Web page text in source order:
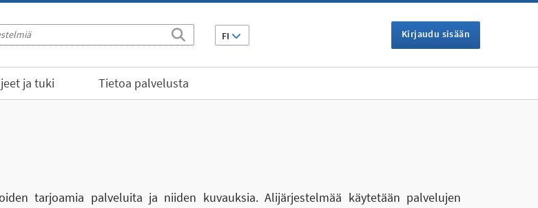
FI Kirjaudu sisään
ja tuki Tietoa palvelusta
tarjoamia palveluita ja niiden kuvauksia. Alijärjestelmää käytetään palvelujen